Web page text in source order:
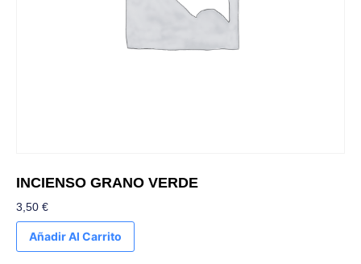
INCIENSO GRANO VERDE
3,50 €
Añadir Al Carrito